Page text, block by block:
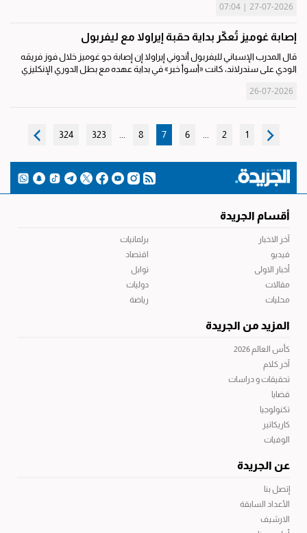
النار في حدود...
27-07-2026 | 07:04
إصابة غوميز تُعكّر بداية حقبة إيراولا مع ليفربول
قال المدرب الإسباني لليفربول أندوني إيراولا إن إصابة جو غوميز خلال فوز فريقه
الودي على سندرلاند، كانت «أسوأ خبر» في بداية عهده مع بطل الدوري الإنكليزي
26-07-2026
1
2
6
7
8
323
324
أقسام الجريدة
آخر الاخبار
فيديو
أخبار الاولى
مقالات
محليات
برلمانيات
اقتصاد
توابل
دوليات
رياضة
المزيد من الجريدة
كأس العالم 2026
آخر كلام
تحقيقات و دراسات
قضايا
تكنولوجيا
كاريكاتير
الوفيات
عن الجريدة
إتصل بنا
الأعداد السابقة
الارشيف